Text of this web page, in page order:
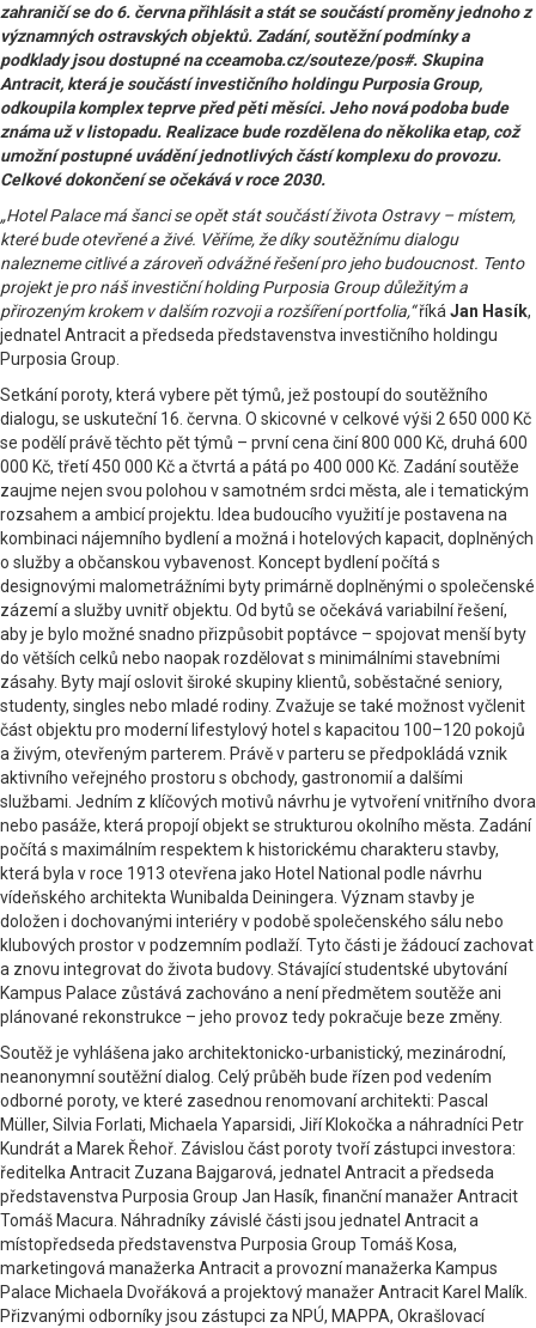
zahraničí se do 6. června přihlásit a stát se součástí proměny jednoho z
významných ostravských objektů. Zadání, soutěžní podmínky a
podklady jsou dostupné na cceamoba.cz/souteze/pos#. Skupina
Antracit, která je součástí investičního holdingu Purposia Group,
odkoupila komplex teprve před pěti měsíci. Jeho nová podoba bude
známa už v listopadu. Realizace bude rozdělena do několika etap, což
umožní postupné uvádění jednotlivých částí komplexu do provozu.
Celkové dokončení se očekává v roce 2030.
„Hotel Palace má šanci se opět stát součástí života Ostravy – místem,
které bude otevřené a živé. Věříme, že díky soutěžnímu dialogu
nalezneme citlivé a zároveň odvážné řešení pro jeho budoucnost. Tento
projekt je pro náš investiční holding Purposia Group důležitým a
přirozeným krokem v dalším rozvoji a rozšíření portfolia,“říkáJan Hasík,
jednatel Antracit a předseda představenstva investičního holdingu
Purposia Group.
Setkání poroty, která vybere pět týmů, jež postoupí do soutěžního
dialogu, se uskuteční 16. června. O skicovné v celkové výši 2 650 000 Kč
se podělí právě těchto pět týmů – první cena činí 800 000 Kč, druhá 600
000 Kč, třetí 450 000 Kč a čtvrtá a pátá po 400 000 Kč. Zadání soutěže
zaujme nejen svou polohou v samotném srdci města, ale i tematickým
rozsahem a ambicí projektu. Idea budoucího využití je postavena na
kombinaci nájemního bydlení a možná i hotelových kapacit, doplněných
o služby a občanskou vybavenost. Koncept bydlení počítá s
designovými malometrážními byty primárně doplněnými o společenské
zázemí a služby uvnitř objektu. Od bytů se očekává variabilní řešení,
aby je bylo možné snadno přizpůsobit poptávce – spojovat menší byty
do větších celků nebo naopak rozdělovat s minimálními stavebními
zásahy. Byty mají oslovit široké skupiny klientů, soběstačné seniory,
studenty, singles nebo mladé rodiny. Zvažuje se také možnost vyčlenit
část objektu pro moderní lifestylový hotel s kapacitou 100–120 pokojů
a živým, otevřeným parterem. Právě v parteru se předpokládá vznik
aktivního veřejného prostoru s obchody, gastronomií a dalšími
službami. Jedním z klíčových motivů návrhu je vytvoření vnitřního dvora
nebo pasáže, která propojí objekt se strukturou okolního města. Zadání
počítá s maximálním respektem k historickému charakteru stavby,
která byla v roce 1913 otevřena jako Hotel National podle návrhu
vídeňského architekta Wunibalda Deiningera. Význam stavby je
doložen i dochovanými interiéry v podobě společenského sálu nebo
klubových prostor v podzemním podlaží. Tyto části je žádoucí zachovat
a znovu integrovat do života budovy. Stávající studentské ubytování
Kampus Palace zůstává zachováno a není předmětem soutěže ani
plánované rekonstrukce – jeho provoz tedy pokračuje beze změny.
Soutěž je vyhlášena jako architektonicko-urbanistický, mezinárodní,
neanonymní soutěžní dialog. Celý průběh bude řízen pod vedením
odborné poroty, ve které zasednou renomovaní architekti: Pascal
Müller, Silvia Forlati, Michaela Yaparsidi, Jiří Klokočka a náhradníci Petr
Kundrát a Marek Řehoř. Závislou část poroty tvoří zástupci investora:
ředitelka Antracit Zuzana Bajgarová, jednatel Antracit a předseda
představenstva Purposia Group Jan Hasík, finanční manažer Antracit
Tomáš Macura. Náhradníky závislé části jsou jednatel Antracit a
místopředseda představenstva Purposia Group Tomáš Kosa,
marketingová manažerka Antracit a provozní manažerka Kampus
Palace Michaela Dvořáková a projektový manažer Antracit Karel Malík.
Přizvanými odborníky jsou zástupci za NPÚ, MAPPA, Okrašlovací